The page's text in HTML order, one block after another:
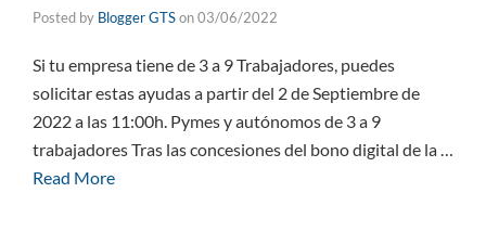
Posted by Blogger GTSon03/06/2022
Si tu empresa tiene de 3 a 9 Trabajadores, puedes
solicitar estas ayudas a partir del 2 de Septiembre de
2022 a las 11:00h. Pymes y autónomos de 3 a 9
trabajadores Tras las concesiones del bono digital de la …
Read More